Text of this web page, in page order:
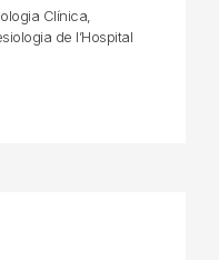
Clínica,
de l’Hospital